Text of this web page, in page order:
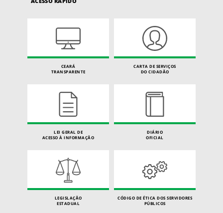
CEARÁ
TRANSPARENTE
CARTA DE SERVIÇOS
DO CIDADÃO
LEI GERAL DE
ACESSO À INFORMAÇÃO
DIÁRIO
OFICIAL
LEGISLAÇÃO
ESTADUAL
CÓDIGO DE ÉTICA DOS SERVIDORES
PÚBLICOS